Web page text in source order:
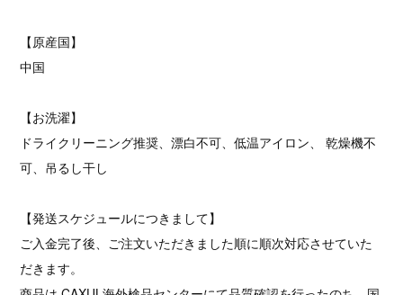
【原産国】
中国
【お洗濯】
ドライクリーニング推奨、漂白不可、低温アイロン、 乾燥機不
可、吊るし干し
【発送スケジュールにつきまして】
ご入金完了後、ご注文いただきました順に順次対応させていた
だきます。